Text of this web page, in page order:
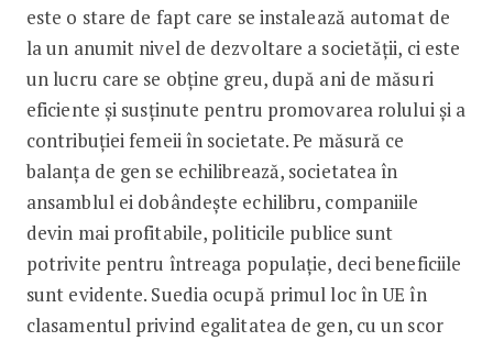
este o stare de fapt care se instalează automat de
la un anumit nivel de dezvoltare a societății, ci este
un lucru care se obține greu, după ani de măsuri
eficiente și susținute pentru promovarea rolului și a
contribuției femeii în societate. Pe măsură ce
balanța de gen se echilibrează, societatea în
ansamblul ei dobândește echilibru, companiile
devin mai profitabile, politicile publice sunt
potrivite pentru întreaga populație, deci beneficiile
sunt evidente. Suedia ocupă primul loc în UE în
clasamentul privind egalitatea de gen, cu un scor